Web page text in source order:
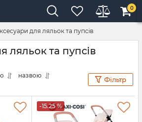
0
для ляльок та пупсів
ляльок та пупсів
назвою
Фільтр
-15.25 %